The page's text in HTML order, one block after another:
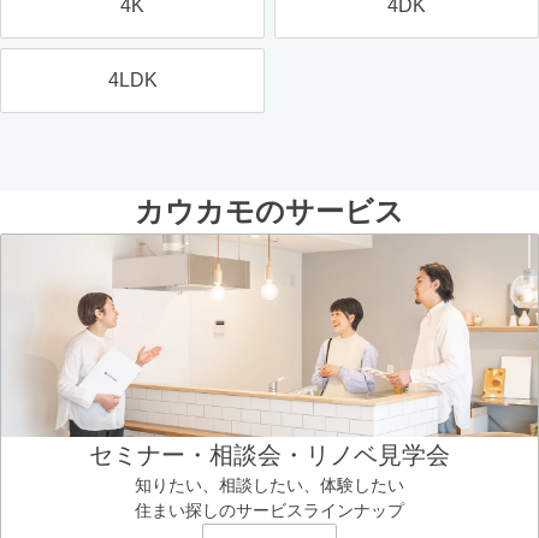
4K 4DK
4LDK
カウカモのサービス
セミナー・相談会・リノベ見学会
知りたい、相談したい、体験したい
住まい探しのサービスラインナップ